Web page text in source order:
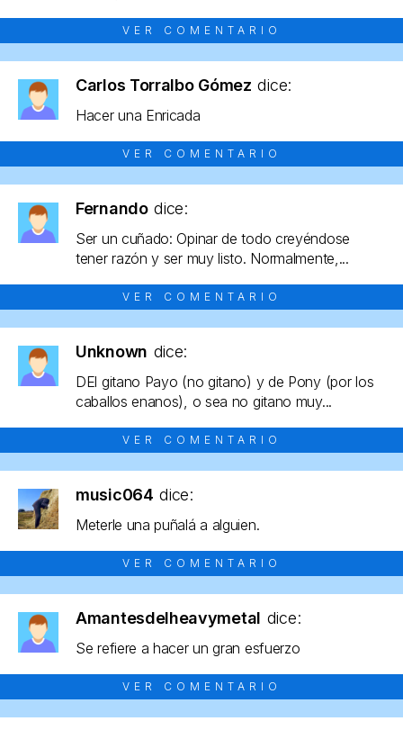
VER COMENTARIO
Carlos Torralbo Gómez dice:
Hacer una Enricada
VER COMENTARIO
Fernando dice:
Ser un cuñado: Opinar de todo creyéndose
tener razón y ser muy listo. Normalmente,...
VER COMENTARIO
Unknown dice:
DEl gitano Payo (no gitano) y de Pony (por los
caballos enanos), o sea no gitano muy...
VER COMENTARIO
music064 dice:
Meterle una puñalá a alguien.
VER COMENTARIO
Amantesdelheavymetal dice:
Se refiere a hacer un gran esfuerzo
VER COMENTARIO